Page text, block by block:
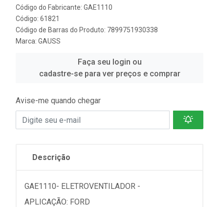
Código do Fabricante: GAE1110
Código: 61821
Código de Barras do Produto: 7899751930338
Marca: GAUSS
Faça seu login ou
cadastre-se para ver preços e comprar
Avise-me quando chegar
Descrição
GAE1110- ELETROVENTILADOR -
APLICAÇÃO: FORD